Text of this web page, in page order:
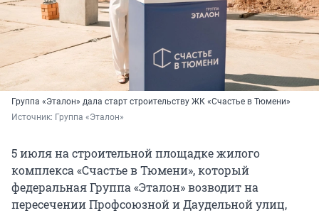
Группа «Эталон» дала старт строительству ЖК «Счастье в Тюмени»
Источник: Группа «Эталон»
5 июля на строительной площадке жилого
комплекса «Счастье в Тюмени», который
федеральная Группа «Эталон» возводит на
пересечении Профсоюзной и Даудельной улиц,